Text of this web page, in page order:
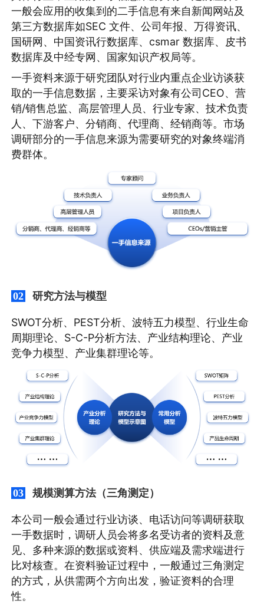
一般会应用的收集到的二手信息有来自新闻网站及
第三方数据库如SEC 文件、公司年报、万得资讯、
国研网、中国资讯行数据库、csmar 数据库、皮书
数据库及中经专网、国家知识产权局等。
一手资料来源于研究团队对行业内重点企业访谈获
取的一手信息数据，主要采访对象有公司CEO、营
销/销售总监、高层管理人员、行业专家、技术负责
人、下游客户、分销商、代理商、经销商等。市场
调研部分的一手信息来源为需要研究的对象终端消
费群体。
02 研究方法与模型
SWOT分析、PEST分析、波特五力模型、行业生命
周期理论、S-C-P分析方法、产业结构理论、产业
竞争力模型、产业集群理论等。
03 规模测算方法（三角测定）
本公司一般会通过行业访谈、电话访问等调研获取
一手数据时，调研人员会将多名受访者的资料及意
见、多种来源的数据或资料、供应端及需求端进行
比对核查。在资料验证过程中，一般通过三角测定
的方式，从供需两个方向出发，验证资料的合理
性。